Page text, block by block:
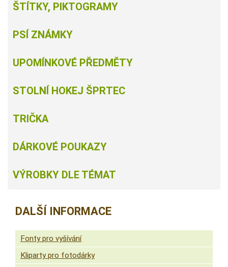
ŠTÍTKY, PIKTOGRAMY
PSÍ ZNÁMKY
UPOMÍNKOVÉ PŘEDMĚTY
STOLNÍ HOKEJ ŠPRTEC
TRIČKA
DÁRKOVÉ POUKAZY
VÝROBKY DLE TÉMAT
DALŠÍ INFORMACE
Fonty pro vyšívání
Kliparty pro fotodárky